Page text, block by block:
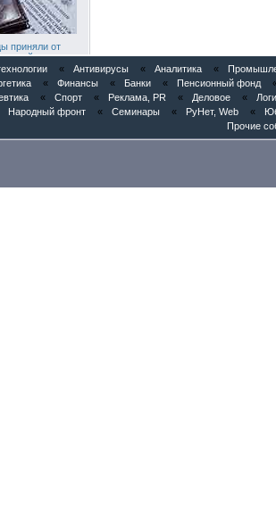
приняли от
о
« Антивирусы « Аналитика «
« Финансы « Банки « Пенсионный фонд
« Спорт « Реклама, PR « Деловое «
Народный фронт « Семинары « РуНет, Web «
Прочие